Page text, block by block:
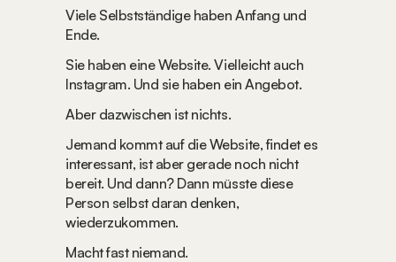
Viele Selbstständige haben Anfang und
Ende.
Sie haben eine Website. Vielleicht auch
Instagram. Und sie haben ein Angebot.
Aber dazwischen ist nichts.
Jemand kommt auf die Website, findet es
interessant, ist aber gerade noch nicht
bereit. Und dann? Dann müsste diese
Person selbst daran denken,
wiederzukommen.
Macht fast niemand.